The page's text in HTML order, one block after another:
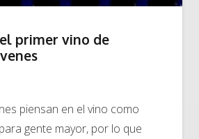
primer vino de
piensan en el vino como
gente mayor, por lo que